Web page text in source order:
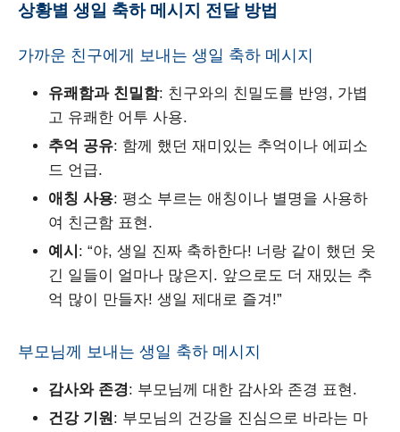
상황별 생일 축하 메시지 전달 방법
가까운 친구에게 보내는 생일 축하 메시지
유쾌함과 친밀함: 친구와의 친밀도를 반영, 가볍
고 유쾌한 어투 사용.
추억 공유: 함께 했던 재미있는 추억이나 에피소
드 언급.
애칭 사용: 평소 부르는 애칭이나 별명을 사용하
여 친근함 표현.
예시 : “야, 생일 진짜 축하한다! 너랑 같이 했던 웃
긴 일들이 얼마나 많은지. 앞으로도 더 재밌는 추
억 많이 만들자! 생일 제대로 즐겨!”
부모님께 보내는 생일 축하 메시지
감사와 존경: 부모님께 대한 감사와 존경 표현.
건강 기원 : 부모님의 건강을 진심으로 바라는 마